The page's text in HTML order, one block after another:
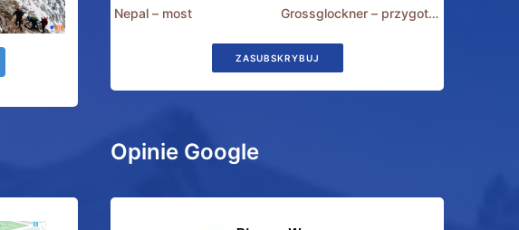
Nepal – most Grossglockner – przygotowania
ZASUBSKRYBUJ
Opinie Google